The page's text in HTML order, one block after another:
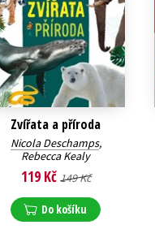
Zvířata a příroda
Nicola Deschamps,
Rebecca Kealy
119 Kč 149 Kč
Do košíku